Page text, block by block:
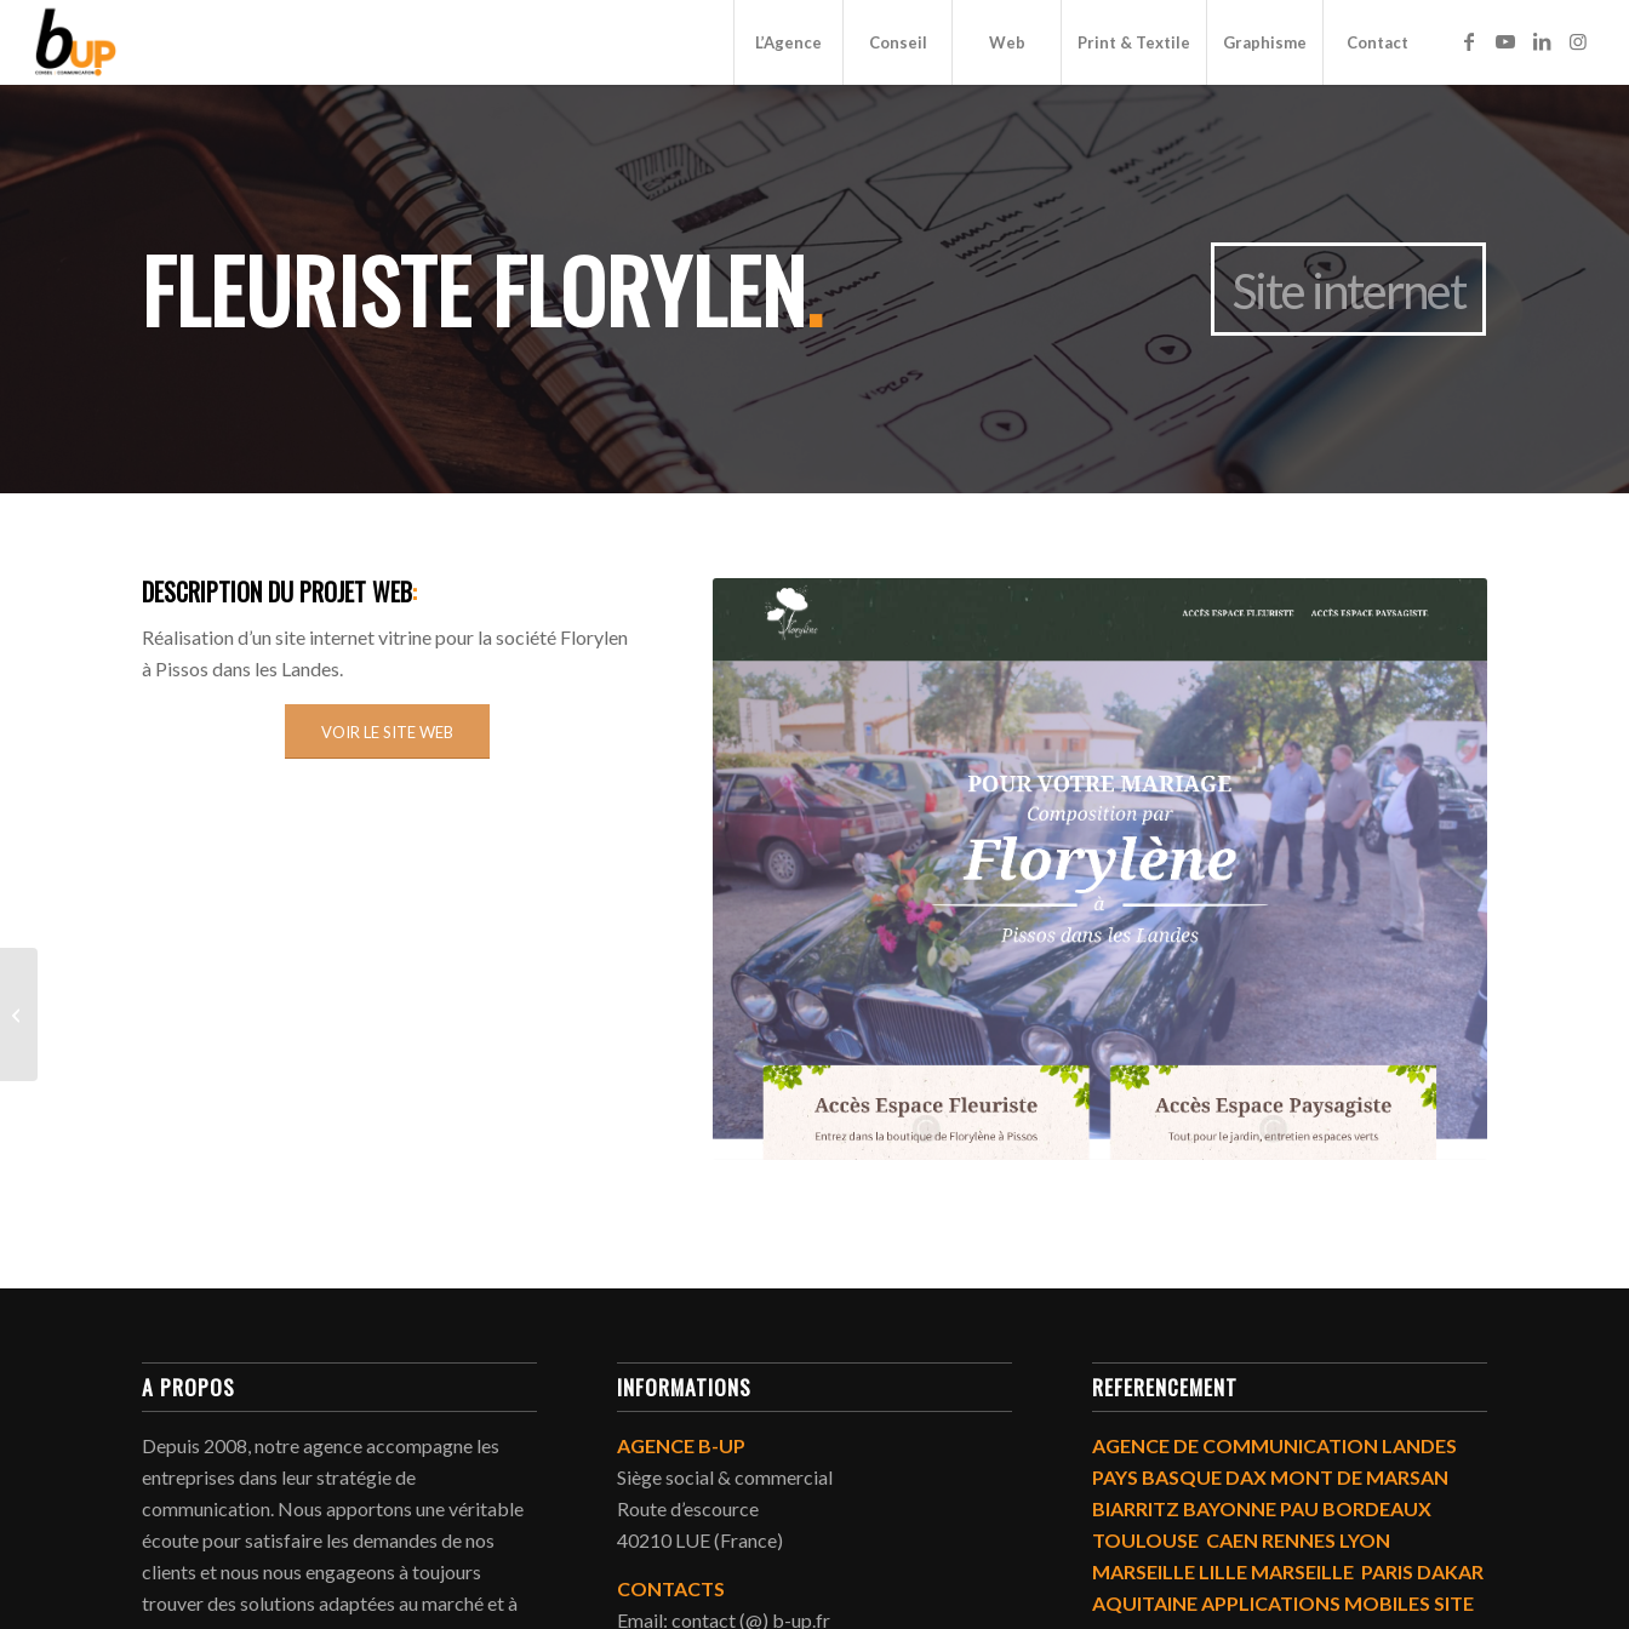
L’Agence Conseil Web Print & Textile Graphisme Contact
FLEURISTE FLORYLEN. Site internet
DESCRIPTION DU PROJET WEB:
Réalisation d’un site internet vitrine pour la société Florylen
à Pissos dans les Landes.
VOIR LE SITE WEB
A PROPOS
Depuis 2008, notre agence accompagne les
entreprises dans leur stratégie de
communication. Nous apportons une véritable
écoute pour satisfaire les demandes de nos
clients et nous nous engageons à toujours
trouver des solutions adaptées au marché et à
INFORMATIONS
AGENCE B-UP
Siège social & commercial
Route d’escource
40210 LUE (France)
CONTACTS
Email: contact (@) b-up.fr
REFERENCEMENT
AGENCE DE COMMUNICATION LANDES
PAYS BASQUE DAX MONT DE MARSAN
BIARRITZ BAYONNE PAU BORDEAUX
TOULOUSE CAEN RENNES LYON
MARSEILLE LILLE MARSEILLE PARIS DAKAR
AQUITAINE APPLICATIONS MOBILES SITE